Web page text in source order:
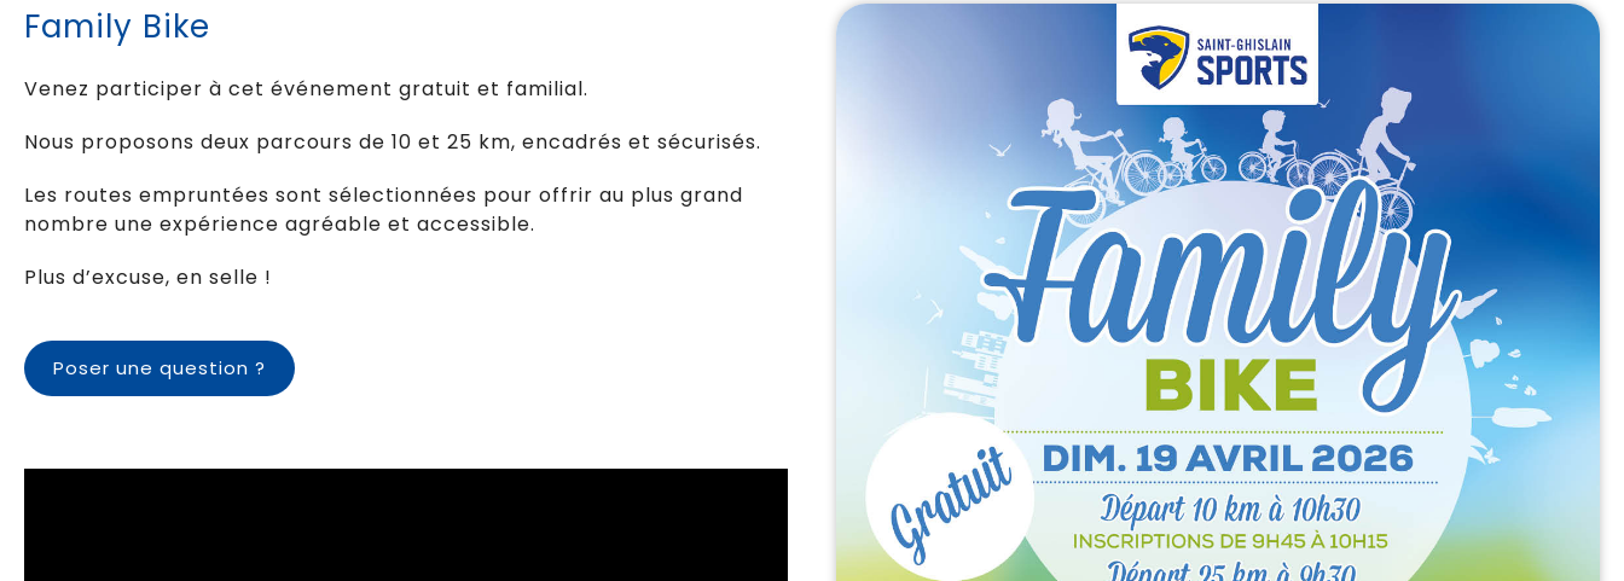
Family Bike
Venez participer à cet événement gratuit et familial.
Nous proposons deux parcours de 10 et 25 km, encadrés et sécurisés.
Les routes empruntées sont sélectionnées pour offrir au plus grand
nombre une expérience agréable et accessible.
Plus d’excuse, en selle !
Poser une question ?